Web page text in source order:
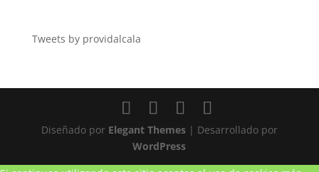
Tweets by providalcala
Diseñado por Elegant Themes| Desarrollado por
WordPress